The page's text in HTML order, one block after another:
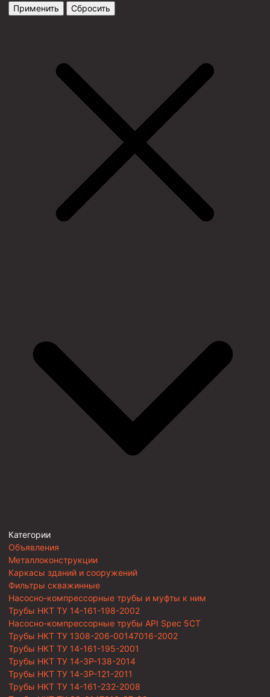
Применить
Сбросить
Категории
Объявления
Металлоконструкции
Каркасы зданий и сооружений
Фильтры скважинные
Насосно-компрессорные трубы и муфты к ним
Трубы НКТ ТУ 14-161-198-2002
Насосно-компрессорные трубы API Spec 5CT
Трубы НКТ ТУ 1308-206-00147016-2002
Трубы НКТ ТУ 14-161-195-2001
Трубы НКТ ТУ 14-3Р-138-2014
Трубы НКТ ТУ 14-3Р-121-2011
Трубы НКТ ТУ 14-161-232-2008